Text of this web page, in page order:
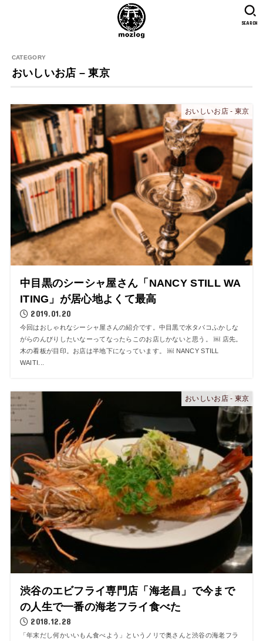
SEARCH
おいしいお店 – 東京
おいしいお店 - 東京
中目黒のシーシャ屋さん「NANCY STILL WA
ITING」が居心地よくて最高
2019.01.20
今回はおしゃれなシーシャ屋さんの紹介です。中目黒で水タバコふかしな
がらのんびりしたいなーってなったらこのお店しかないと思う。 ￼ 店先。
木の看板が目印。お店は半地下になっています。 ￼ NANCY STILL
WAITI...
おいしいお店 - 東京
渋谷のエビフライ専門店「海老昌」で今まで
の人生で一番の海老フライ食べた
2018.12.28
「年末だし何かいいもん食べよう」というノリで奥さんと渋谷の海老フラ